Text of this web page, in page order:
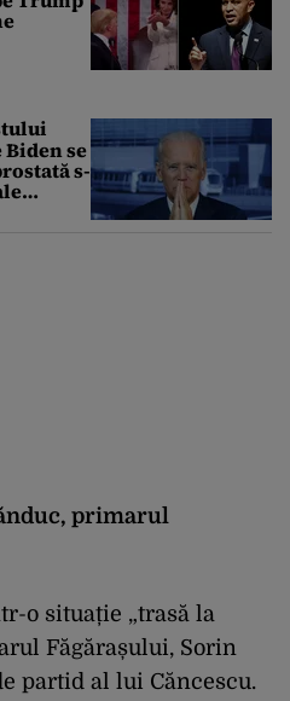
se
s-
primarul
o situație „trasă la
Făgărașului, Sorin
partid al lui Căncescu.